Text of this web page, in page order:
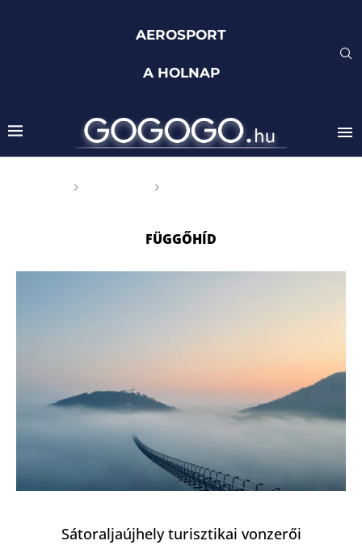
AEROSPORT
A HOLNAP
FÜGGŐHÍD
Sátoraljaújhely turisztikai vonzerői